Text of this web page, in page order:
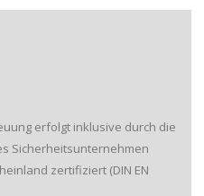
erfolgt inklusive durch die
Sicherheitsunternehmen
zertifiziert (DIN EN